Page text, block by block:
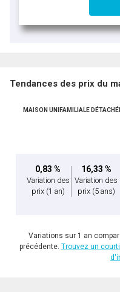
Tendances des prix du
MAISON UNIFAMILIALE
0,83 %
Variation des
prix (1 an)
16,33 %
Variation des
prix (5 ans)
Variations sur 1 an
précédente. Trouvez un